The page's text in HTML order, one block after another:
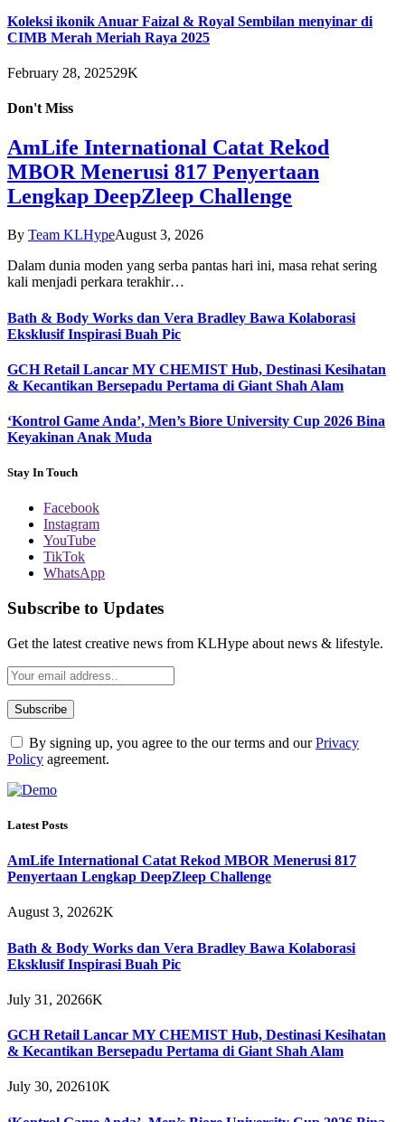
Koleksi ikonik Anuar Faizal & Royal Sembilan menyinar di
CIMB Merah Meriah Raya 2025
February 28, 202529K
Don't Miss
AmLife International Catat Rekod
MBOR Menerusi 817 Penyertaan
Lengkap DeepZleep Challenge
By Team KLHypeAugust 3, 2026
Dalam dunia moden yang serba pantas hari ini, masa rehat sering
kali menjadi perkara terakhir…
Bath & Body Works dan Vera Bradley Bawa Kolaborasi
Eksklusif Inspirasi Buah Pic
GCH Retail Lancar MY CHEMIST Hub, Destinasi Kesihatan
& Kecantikan Bersepadu Pertama di Giant Shah Alam
‘Kontrol Game Anda’, Men’s Biore University Cup 2026 Bina
Keyakinan Anak Muda
Stay In Touch
Facebook
Instagram
YouTube
TikTok
WhatsApp
Subscribe to Updates
Get the latest creative news from KLHype about news & lifestyle.
By signing up, you agree to the our terms and ourPrivacy
Policy agreement.
Latest Posts
AmLife International Catat Rekod MBOR Menerusi 817
Penyertaan Lengkap DeepZleep Challenge
August 3, 20262K
Bath & Body Works dan Vera Bradley Bawa Kolaborasi
Eksklusif Inspirasi Buah Pic
July 31, 20266K
GCH Retail Lancar MY CHEMIST Hub, Destinasi Kesihatan
& Kecantikan Bersepadu Pertama di Giant Shah Alam
July 30, 202610K